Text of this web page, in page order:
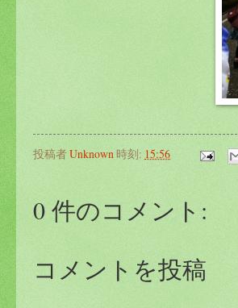
投稿者Unknown時刻: 15:56
0 件のコメント:
コメントを投稿